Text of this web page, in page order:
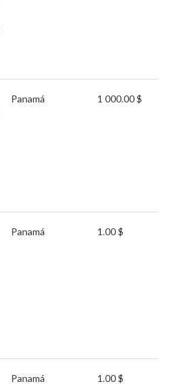
Panamá 1 000.00 $
Panamá 1.00 $
Panamá 1.00 $